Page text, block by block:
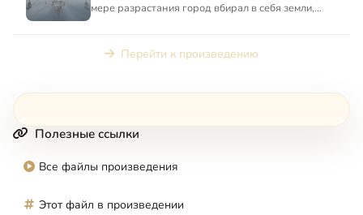
мере разрастания город вбирал в себя земли,
Перейти к произведению
Полезные ссылки
Все файлы произведения
Этот файл в произведении